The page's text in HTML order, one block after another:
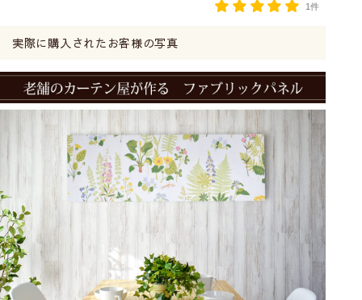
1件
実際に購入されたお客様の写真